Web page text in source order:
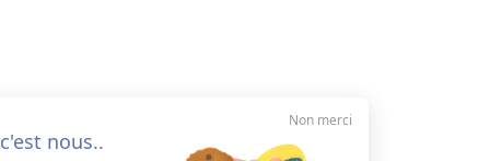
Salut c'est nous..